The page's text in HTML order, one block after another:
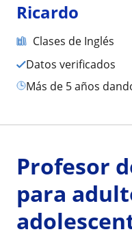
Ricardo
Clases de Inglés
Datos verificados
más de 5 años
Profesor
para